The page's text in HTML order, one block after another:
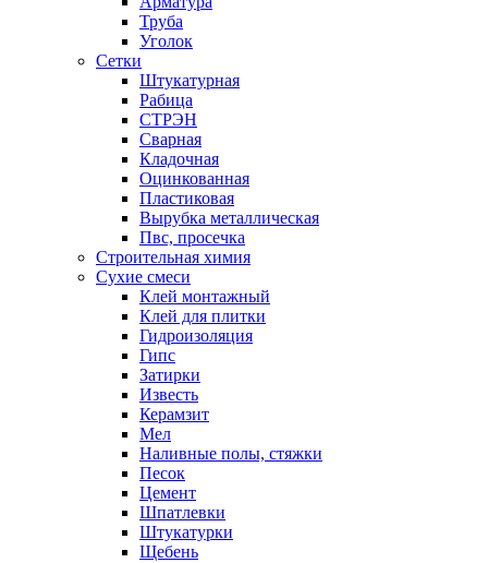
Труба
Уголок
Сетки
Штукатурная
Рабица
СТРЭН
Сварная
Кладочная
Оцинкованная
Пластиковая
Вырубка металлическая
Пвс, просечка
Строительная химия
Сухие смеси
Клей монтажный
Клей для плитки
Гидроизоляция
Гипс
Затирки
Известь
Керамзит
Мел
Наливные полы, стяжки
Песок
Цемент
Шпатлевки
Штукатурки
Щебень